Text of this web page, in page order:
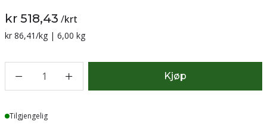
kr 518,43 /krt
Sammenligning pris:
kr 86,41/kg | 6,00 kg
1 Kjøp
Lager
Tilgjengelig